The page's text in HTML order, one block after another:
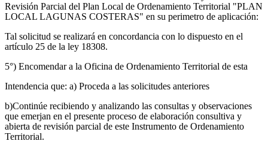
Revisión Parcial del Plan Local de Ordenamiento Territorial "PLAN
LOCAL LAGUNAS COSTERAS" en su perimetro de aplicación:
Tal solicitud se realizará en concordancia con lo dispuesto en el
artículo 25 de la ley 18308.
5°) Encomendar a la Oficina de Ordenamiento Territorial de esta
Intendencia que: a) Proceda a las solicitudes anteriores
b)Continúe recibiendo y analizando las consultas y observaciones
que emerjan en el presente proceso de elaboración consultiva y
abierta de revisión parcial de este Instrumento de Ordenamiento
Territorial.